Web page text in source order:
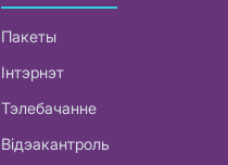
Пакеты
Інтэрнэт
Тэлебачанне
Відэакантроль